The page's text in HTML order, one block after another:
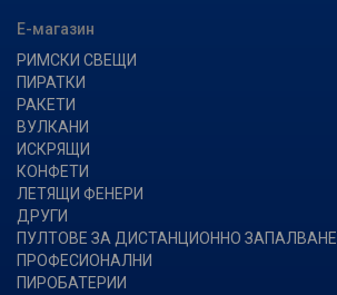
Е-магазин
РИМСКИ СВЕЩИ
ПИРАТКИ
РАКЕТИ
ВУЛКАНИ
ИСКРЯЩИ
КОНФЕТИ
ЛЕТЯЩИ ФЕНЕРИ
ДРУГИ
ПУЛТОВЕ ЗА ДИСТАНЦИОННО ЗАПАЛВАНЕ
ПРОФЕСИОНАЛНИ
ПИРОБАТЕРИИ